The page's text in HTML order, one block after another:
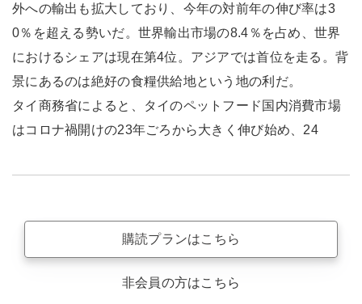
外への輸出も拡大しており、今年の対前年の伸び率は3
0％を超える勢いだ。世界輸出市場の8.4％を占め、世界
におけるシェアは現在第4位。アジアでは首位を走る。背
景にあるのは絶好の食糧供給地という地の利だ。
タイ商務省によると、タイのペットフード国内消費市場
はコロナ禍開けの23年ごろから大きく伸び始め、24
購読プランはこちら
非会員の方はこちら